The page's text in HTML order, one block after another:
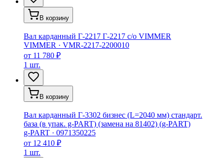
В корзину
Вал карданный Г-2217 Г-2217 с/о VIMMER
VIMMER · VMR-2217-2200010
от 11 780 ₽
1 шт.
В корзину
Вал карданный Г-3302 бизнес (L=2040 мм) стандарт.
база (в упак. g-PART) (замена на 81402) (g-PART)
g-PART · 0971350225
от 12 410 ₽
1 шт.